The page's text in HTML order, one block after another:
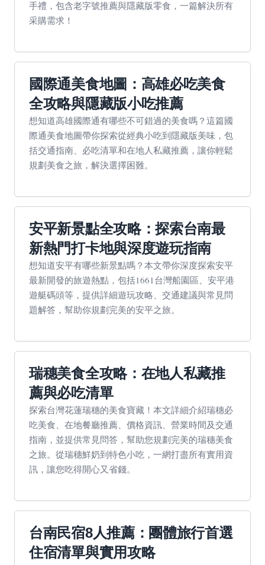
手禮，包含老字號推薦與隱藏版零食，一篇解決所有
采購需求！
國際通美食地圖：高雄必吃美食
全攻略與隱藏版小吃推薦
想知道高雄國際通有哪些不可錯過的美食嗎？這篇國
際通美食地圖帶你探索從經典小吃到隱藏版美味，包
括交通指南、必吃清單和在地人私藏推薦，讓你輕鬆
規劃美食之旅，解決選擇困難。
安平新景點全攻略：探索台南最
新熱門打卡地與深度遊玩指南
想知道安平有哪些新景點嗎？本文帶你深度探索安平
最新開發的旅遊熱點，包括1661台灣船園區、安平港
遊艇碼頭等，提供詳細遊玩攻略、交通建議與常見問
題解答，幫助你規劃完美的安平之旅。
瑞穗美食全攻略：在地人私藏推
薦與必吃清單
探索台灣花蓮瑞穗的美食寶藏！本文詳細介紹瑞穗必
吃美食、在地餐廳推薦、價格資訊、營業時間及交通
指南，並提供常見問答，幫助您規劃完美的瑞穗美食
之旅。從瑞穗鮮奶到特色小吃，一網打盡所有實用資
訊，讓您吃得開心又省錢。
台南民宿8人推薦：團體旅行首選
住宿清單與實用攻略